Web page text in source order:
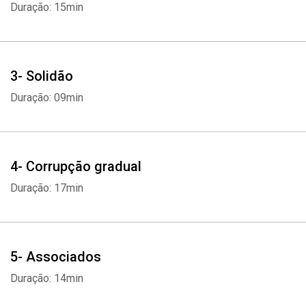
Duração: 15min
3- Solidão
Duração: 09min
4- Corrupção gradual
Duração: 17min
5- Associados
Duração: 14min